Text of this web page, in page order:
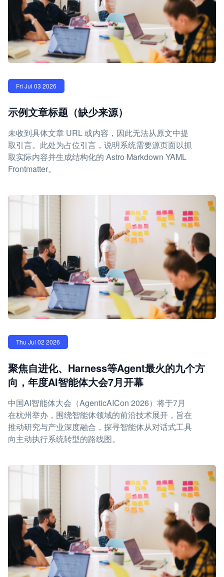
Fri Jul 03 2026
示例文章标题（缺少来源）
未收到具体文章 URL 或内容，因此无法从原文中提
取引言。此处为占位引言，说明系统需要源页面以抓
取实际内容并生成结构化的 Astro Markdown YAML
Frontmatter。
Thu Jul 02 2026
聚焦自进化、Harness等Agent最火的九个方
向，年度AI智能体大会7月开幕
中国AI智能体大会（AgenticAICon 2026）将于7月
在杭州举办，围绕智能体领域的前沿技术展开，旨在
推动研究与产业深度融合，探寻智能体从对话式工具
向主动执行系统转型的路线图。